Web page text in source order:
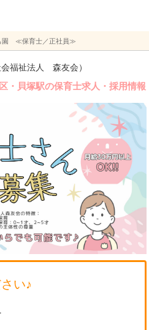
園 ≪保育士／正社員≫
会福祉法人 森友会）
貝塚駅の保育士求人・採用情報
い♪